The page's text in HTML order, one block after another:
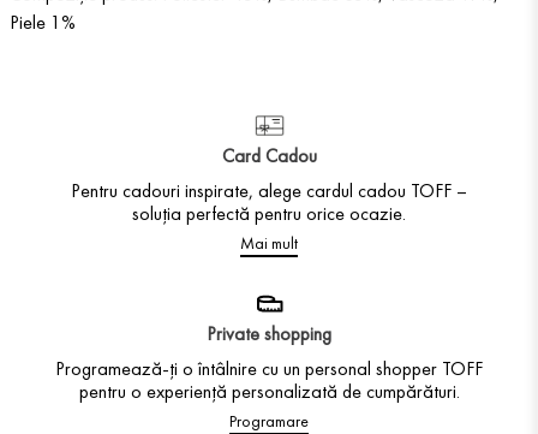
Piele 1%
Card Cadou
Pentru cadouri inspirate, alege cardul cadou TOFF –
soluția perfectă pentru orice ocazie.
Mai mult
Private shopping
Programează-ți o întâlnire cu un personal shopper TOFF
pentru o experiență personalizată de cumpărături.
Programare